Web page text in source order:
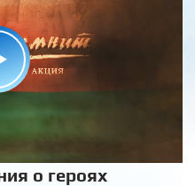
о героях